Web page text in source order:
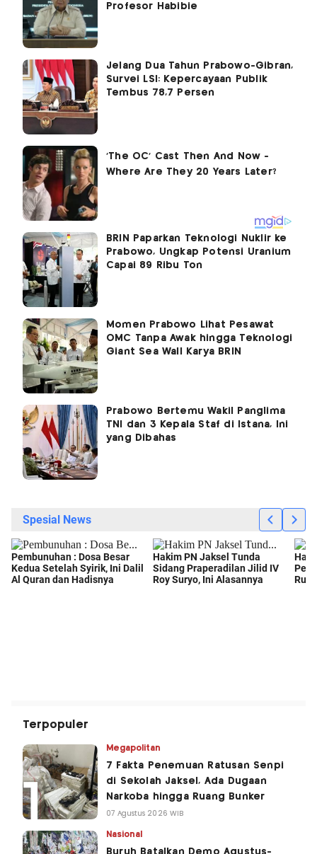
Profesor Habibie
Jelang Dua Tahun Prabowo-Gibran,
Survei LSI: Kepercayaan Publik
Tembus 78,7 Persen
BRIN Paparkan Teknologi Nuklir ke
Prabowo, Ungkap Potensi Uranium
Capai 89 Ribu Ton
Momen Prabowo Lihat Pesawat
OMC Tanpa Awak hingga Teknologi
Giant Sea Wall Karya BRIN
Prabowo Bertemu Wakil Panglima
TNI dan 3 Kepala Staf di Istana, Ini
yang Dibahas
Terpopuler
Megapolitan
7 Fakta Penemuan Ratusan Senpi
di Sekolah Jaksel, Ada Dugaan
Narkoba hingga Ruang Bunker
07 Agustus 2026 WIB
Nasional
Buruh Batalkan Demo Agustus-